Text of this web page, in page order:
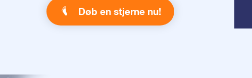
Døb en stjerne nu!